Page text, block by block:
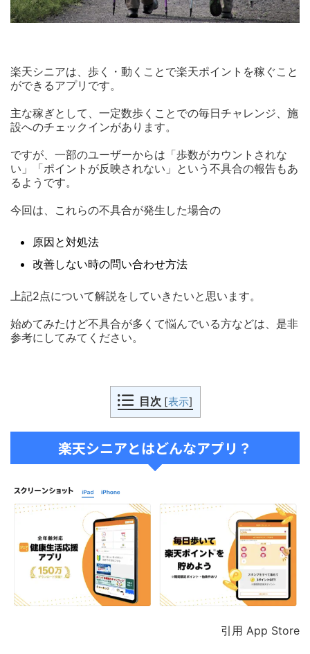
楽天シニアは、歩く・動くことで楽天ポイントを稼ぐこと
ができるアプリです。
主な稼ぎとして、一定数歩くことでの毎日チャレンジ、施
設へのチェックインがあります。
ですが、一部のユーザーからは 「歩数がカウントされな
い」
「ポイントが反映されない」 という不具合の報告もあ
るようです。
今回は、これらの不具合が発生した場合の
原因と対処法
改善しない時の問い合わせ方法
上記2点について解説をしていきたいと思います。
始めてみたけど不具合が多くて悩んでいる方などは、是非
参考にしてみてください。
目次 [表示]
楽天シニアとはどんなアプリ？
引用 App Store